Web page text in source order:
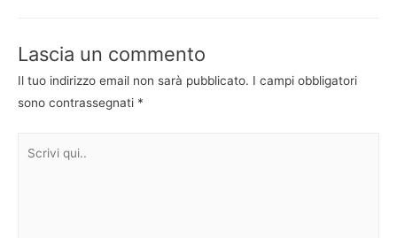
Lascia un commento
Il tuo indirizzo email non sarà pubblicato. I campi obbligatori
sono contrassegnati *